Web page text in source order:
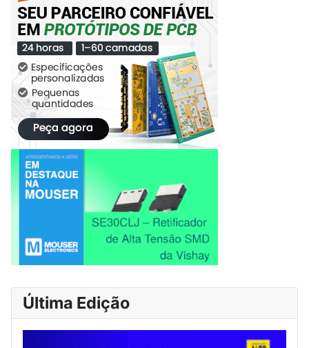
Última Edição